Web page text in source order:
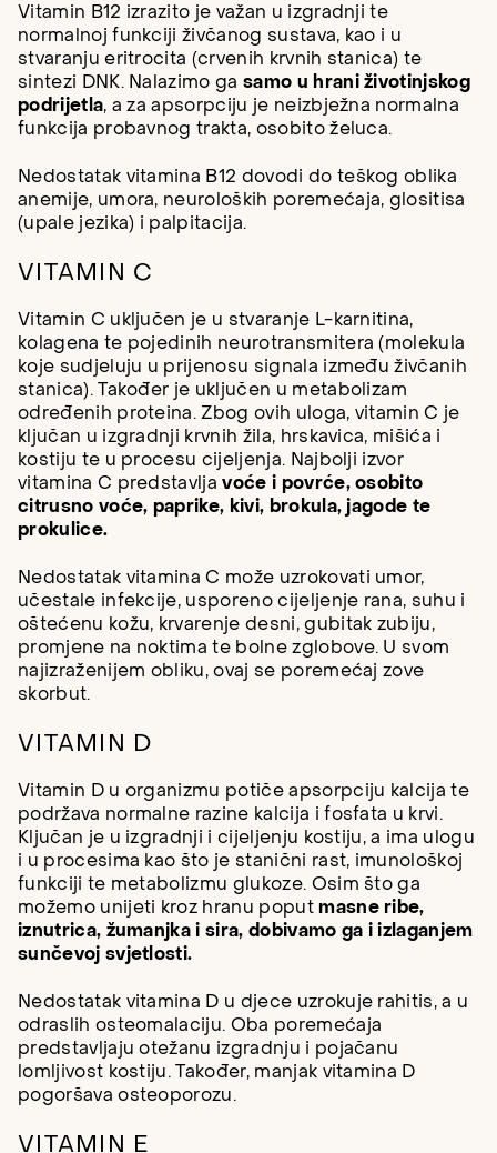
Vitamin B12 izrazito je važan u izgradnji te
normalnoj funkciji živčanog sustava, kao i u
stvaranju eritrocita (crvenih krvnih stanica) te
sintezi DNK. Nalazimo gasamo u hrani životinjskog
podrijetla, a za apsorpciju je neizbježna normalna
funkcija probavnog trakta, osobito želuca.
Nedostatak vitamina B12 dovodi do teškog oblika
anemije, umora, neuroloških poremećaja, glositisa
(upale jezika) i palpitacija.
VITAMIN C
Vitamin C uključen je u stvaranje L-karnitina,
kolagena te pojedinih neurotransmitera (molekula
koje sudjeluju u prijenosu signala između živčanih
stanica). Također je uključen u metabolizam
određenih proteina. Zbog ovih uloga, vitamin C je
ključan u izgradnji krvnih žila, hrskavica, mišića i
kostiju te u procesu cijeljenja. Najbolji izvor
vitamina C predstavljavoće i povrće, osobito
citrusno voće, paprike, kivi, brokula, jagode te
prokulice.
Nedostatak vitamina C može uzrokovati umor,
učestale infekcije, usporeno cijeljenje rana, suhu i
oštećenu kožu, krvarenje desni, gubitak zubiju,
promjene na noktima te bolne zglobove. U svom
najizraženijem obliku, ovaj se poremećaj zove
skorbut.
VITAMIN D
Vitamin D u organizmu potiče apsorpciju kalcija te
podržava normalne razine kalcija i fosfata u krvi.
Ključan je u izgradnji i cijeljenju kostiju, a ima ulogu
i u procesima kao što je stanični rast, imunološkoj
funkciji te metabolizmu glukoze. Osim što ga
možemo unijeti kroz hranu poputmasne ribe,
iznutrica, žumanjka i sira, dobivamo ga i izlaganjem
sunčevoj svjetlosti.
Nedostatak vitamina D u djece uzrokuje rahitis, a u
odraslih osteomalaciju. Oba poremećaja
predstavljaju otežanu izgradnju i pojačanu
lomljivost kostiju. Također, manjak vitamina D
pogoršava osteoporozu.
VITAMIN E